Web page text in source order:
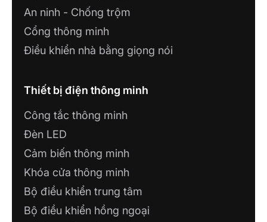
An ninh - Chống trộm
Cổng thông minh
Điều khiển nhà bằng giọng nói
Thiết bị điện thông minh
Công tắc thông minh
Đèn LED
Cảm biến thông minh
Khóa cửa thông minh
Bộ điều khiển trung tâm
Bộ điều khiển hồng ngoại